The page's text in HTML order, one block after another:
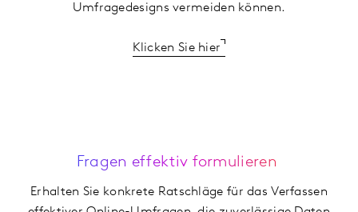
Umfragedesigns vermeiden können.
Klicken Sie hier
Fragen effektiv formulieren
Erhalten Sie konkrete Ratschläge für das Verfassen